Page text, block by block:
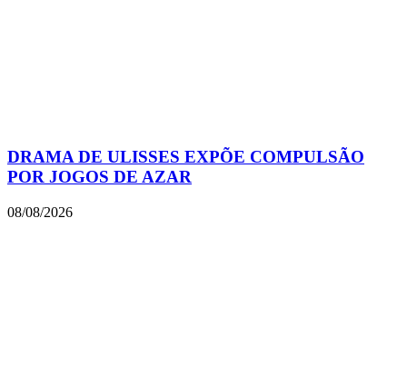
DRAMA DE ULISSES EXPÕE COMPULSÃO
POR JOGOS DE AZAR
08/08/2026